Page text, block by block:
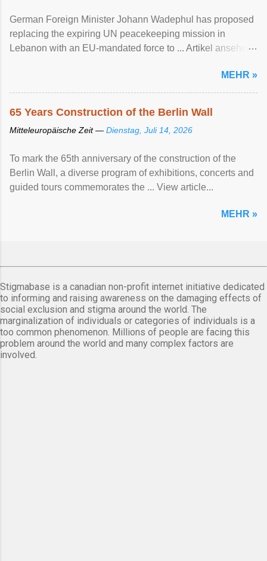
German Foreign Minister Johann Wadephul has proposed
replacing the expiring UN peacekeeping mission ​in
Lebanon with an EU-mandated force ‌to ... Artikel ansehen
MEHR »
65 Years Construction of the Berlin Wall
Mitteleuropäische Zeit — Dienstag, Juli 14, 2026
To mark the 65th anniversary of the construction of the
Berlin Wall, a diverse program of exhibitions, concerts and
guided tours commemorates the ... View article...
MEHR »
Stigmabase is a canadian non-profit internet initiative dedicated
to informing and raising awareness on the damaging effects of
social exclusion and stigma around the world. The
marginalization of individuals or categories of individuals is a
too common phenomenon. Millions of people are facing this
problem around the world and many complex factors are
involved.